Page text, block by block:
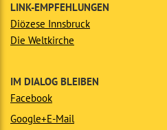
LINK-EMPFEHLUNGEN
Diözese Innsbruck
Die Weltkirche
IM DIALOG BLEIBEN
Facebook
Google+E-Mail